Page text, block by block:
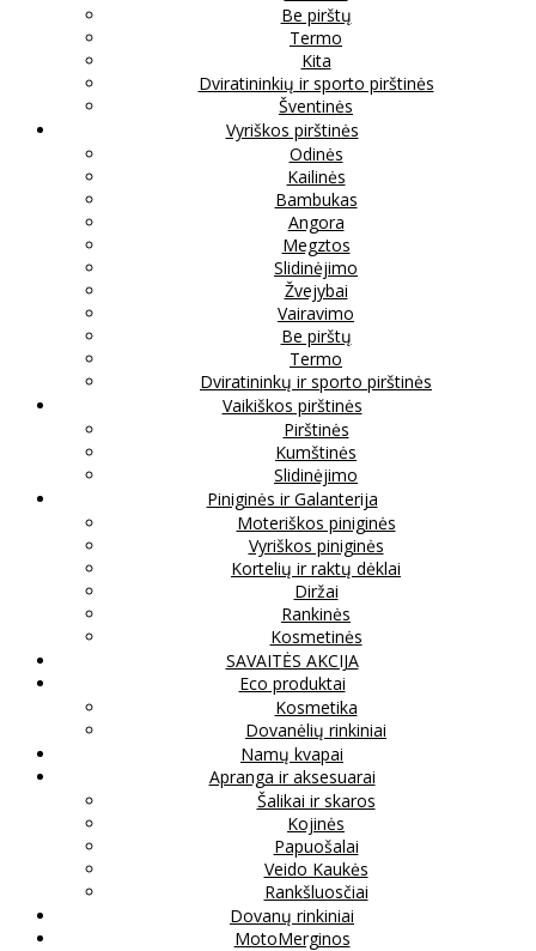
Be pirštų
Termo
Kita
Dviratininkių ir sporto pirštinės
Šventinės
Vyriškos pirštinės
Odinės
Kailinės
Bambukas
Angora
Megztos
Slidinėjimo
Žvejybai
Vairavimo
Be pirštų
Termo
Dviratininkų ir sporto pirštinės
Vaikiškos pirštinės
Pirštinės
Kumštinės
Slidinėjimo
Piniginės ir Galanterija
Moteriškos piniginės
Vyriškos piniginės
Kortelių ir raktų dėklai
Diržai
Rankinės
Kosmetinės
SAVAITĖS AKCIJA
Eco produktai
Kosmetika
Dovanėlių rinkiniai
Namų kvapai
Apranga ir aksesuarai
Šalikai ir skaros
Kojinės
Papuošalai
Veido Kaukės
Rankšluosčiai
Dovanų rinkiniai
MotoMerginos